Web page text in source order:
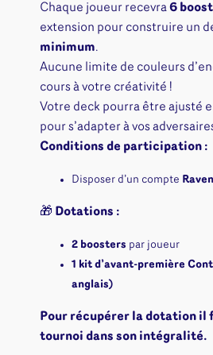
Chaque joueur recevra6
extension pour construire un
minimum.
Aucune limite de couleurs
cours à votre créativité !
Votre deck pourra être ajusté
pour s’adapter à vos
Conditions de participation :
Disposer d’un compte
🎁 Dotations :
2 boosters par joueur
1 kit d’avant-première
anglais)
Pour récupérer la dotation il
tournoi dans son intégralité.